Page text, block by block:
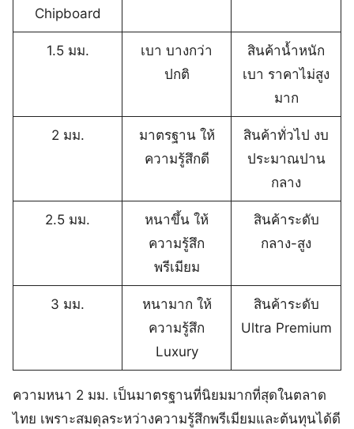
Chipboard
1.5 มม.
เบา บางกว่า
ปกติ
สินค้าน้ำหนัก
เบา ราคาไม่สูง
มาก
2 มม.
มาตรฐาน ให้
ความรู้สึกดี
สินค้าทั่วไป งบ
ประมาณปาน
กลาง
2.5 มม.
หนาขึ้น ให้
ความรู้สึก
พรีเมียม
สินค้าระดับ
กลาง-สูง
3 มม.
หนามาก ให้
ความรู้สึก
Luxury
สินค้าระดับ
Ultra Premium
ความหนา 2 มม. เป็นมาตรฐานที่นิยมมากที่สุดในตลาด
ไทย เพราะสมดุลระหว่างความรู้สึกพรีเมียมและต้นทุนได้ดี